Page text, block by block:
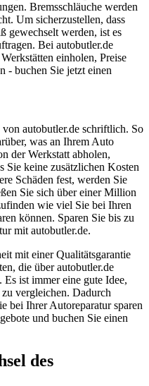
Bremsschläuche werden
Um sicherzustellen, dass
gewechselt werden, ist es
Bei autobutler.de
einholen, Preise
- buchen Sie jetzt einen
von autobutler.de schriftlich. So
was an Ihrem Auto
der Werkstatt abholen,
Sie keine zusätzlichen Kosten
Schäden fest, werden Sie
Sie sich über einer Million
wie viel Sie bei Ihren
können. Sparen Sie bis zu
mit autobutler.de.
mit einer Qualitätsgarantie
die über autobutler.de
ist immer eine gute Idee,
vergleichen. Dadurch
bei Ihrer Autoreparatur sparen
und buchen Sie einen
des